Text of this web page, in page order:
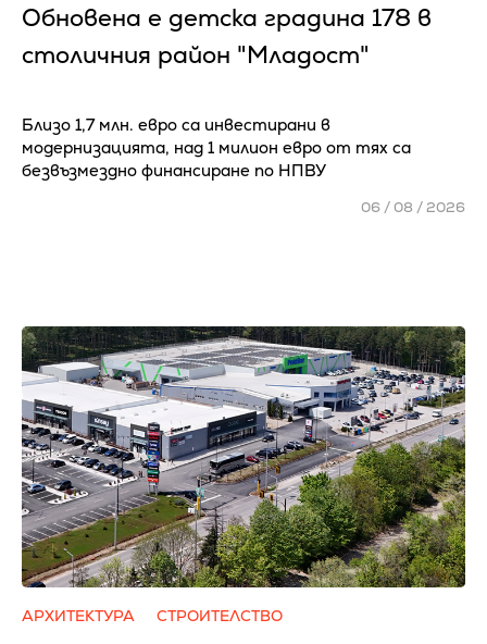
Обновена е детска градина 178 в
столичния район "Младост"
Близо 1,7 млн. евро са инвестирани в
модернизацията, над 1 милион евро от тях са
безвъзмездно финансиране по НПВУ
06 / 08 / 2026
АРХИТЕКТУРА СТРОИТЕЛСТВО